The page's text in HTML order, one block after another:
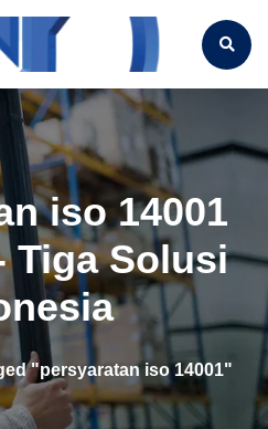
iso 14001
Tiga Solusi
"persyaratan iso 14001"